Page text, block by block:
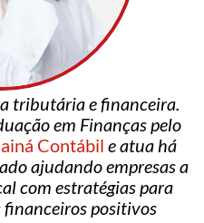
tributária e financeira.
em Finanças pelo
Contábil e atua há
ajudando empresas a
com estratégias para
positivos